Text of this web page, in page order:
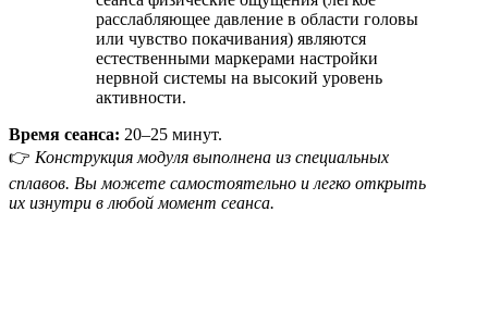
расслабляющее давление в области головы
или чувство покачивания) являются
естественными маркерами настройки
нервной системы на высокий уровень
активности.
Время сеанса: 20–25 минут.
👉 Конструкция модуля выполнена из специальных
сплавов. Вы можете самостоятельно и легко открыть
их изнутри в любой момент сеанса.